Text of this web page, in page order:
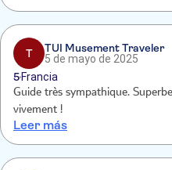
T
TUI Musement Traveler
5 de mayo de 2025
5 Francia
Guide très sympathique.
vivement !
Leer más